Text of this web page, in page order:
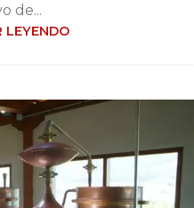
de...
LEYENDO